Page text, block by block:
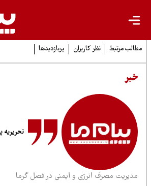
مرتبط نظر کاربران پربازدیدها
تحریریه پیام ما
مصرف انرژی و ایمنی در فصل گرما